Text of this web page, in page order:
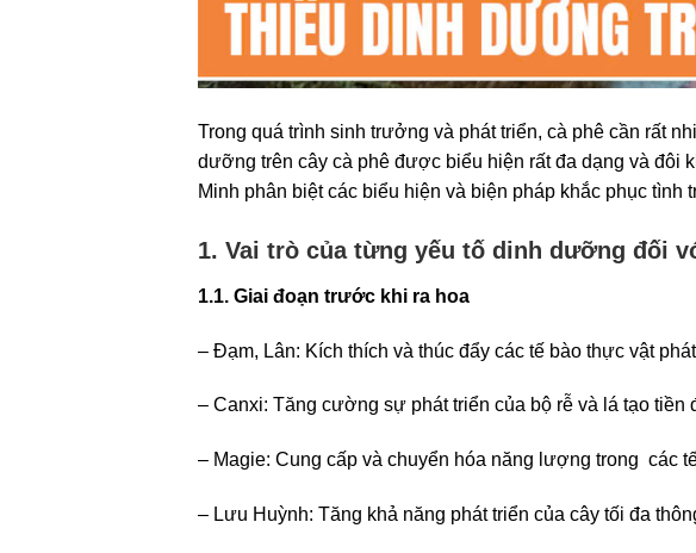
Trong quá trình sinh trưởng và phát triển, cà phê cần rất
dưỡng trên cây cà phê được biểu hiện rất đa dạng và đôi
Minh phân biệt các biểu hiện và biện pháp khắc phục
1. Vai trò của từng yếu tố dinh dưỡng đối
1.1. Giai đoạn trước khi ra hoa
– Đạm, Lân: Kích thích và thúc đẩy các tế bào thực vật
– Canxi: Tăng cường sự phát triển của bộ rễ và lá tạo tiền
– Magie: Cung cấp và chuyển hóa năng lượng trong các
– Lưu Huỳnh: Tăng khả năng phát triển của cây tối đa